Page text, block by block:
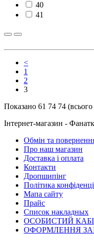
40
41
<
1
2
3
Показано 61 74 74 (всього
Інтернет-магазин -
Обмін та
Про наш магазин
Доставка і оплата
Контакти
Дропшипінг
Політика
Мапа сайту
Прайс
Список накладных
ОСОБИСТИЙ
ОФОРМЛЕННЯ